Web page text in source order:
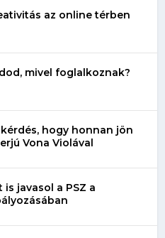
az online térben
mivel foglalkoznak?
hogy honnan jön
Vona Violával
javasol a PSZ a